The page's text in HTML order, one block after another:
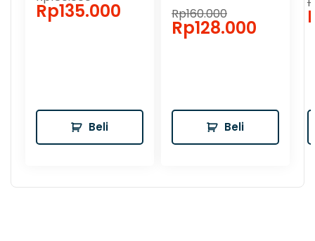
Rp135.000
Beli
Terkalahkan
Rp160.000
Rp128.000
Beli